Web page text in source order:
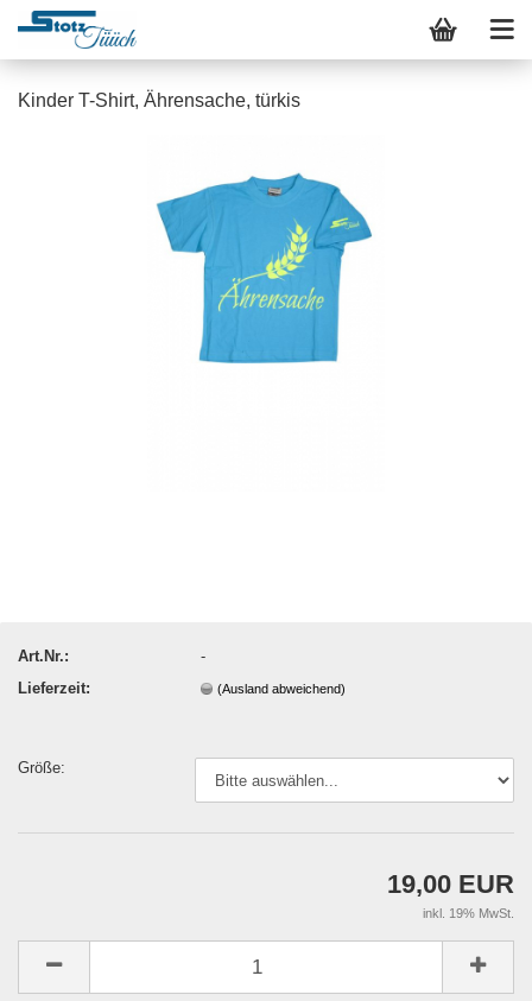
Kinder T-Shirt, Ährensache, türkis
Art.Nr.:
-
Lieferzeit:
(Ausland abweichend)
Größe:
19,00 EUR
inkl. 19% MwSt.